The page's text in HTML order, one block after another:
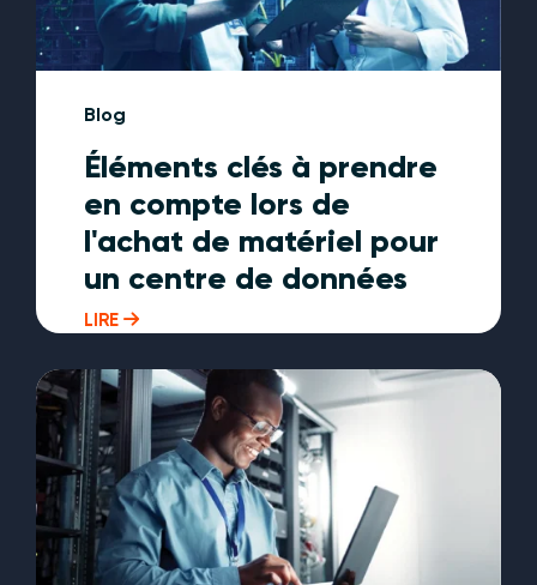
Blog
Éléments clés à prendre
en compte lors de
l'achat de matériel pour
un centre de données
LIRE